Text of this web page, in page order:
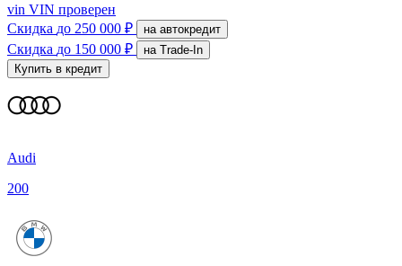
vin VIN проверен
Скидка до 250 000 ₽ на автокредит
Скидка до 150 000 ₽
на Trade-In
Купить в кредит
Audi
200